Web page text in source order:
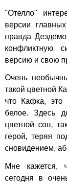
"Отелло"
версии
правда
конфликтную
версию и свою
Очень
такой цветной
что Кафка, это
белое. Здесь
цветной сон,
герой, теряя
сновидением,
Мне кажется,
сегодня в